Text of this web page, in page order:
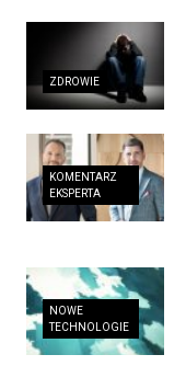
ZDROWIE
KOMENTARZ
EKSPERTA
NOWE
TECHNOLOGIE